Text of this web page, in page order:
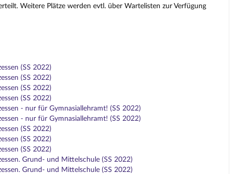
Weitere Plätze werden evtl. über Wartelisten zur Verfügung
(SS 2022)
(SS 2022)
(SS 2022)
(SS 2022)
- nur für Gymnasiallehramt! (SS 2022)
- nur für Gymnasiallehramt! (SS 2022)
(SS 2022)
(SS 2022)
(SS 2022)
Grund- und Mittelschule (SS 2022)
Grund- und Mittelschule (SS 2022)